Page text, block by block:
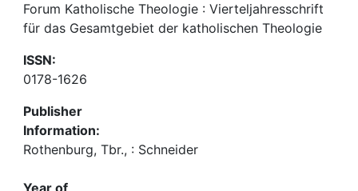
Forum Katholische Theologie : Vierteljahresschrift
für das Gesamtgebiet der katholischen Theologie
ISSN:
0178-1626
Publisher
Information:
Rothenburg, Tbr., : Schneider
Year of